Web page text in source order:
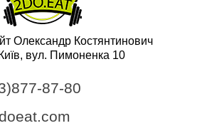
Олександр Костянтинович
вул. Пимоненка 10
87-80